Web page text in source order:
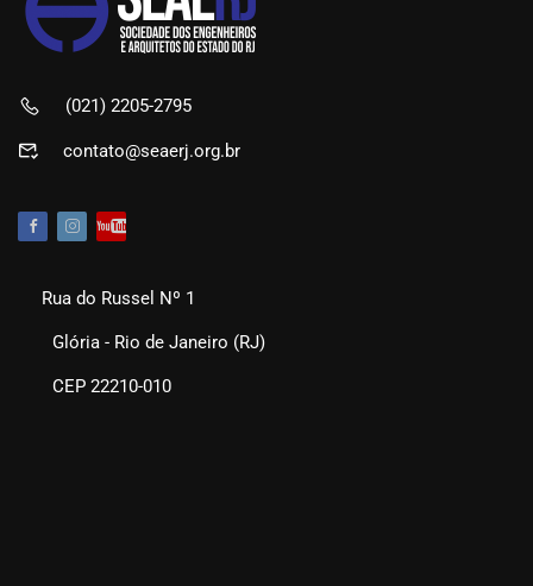
(021) 2205-2795
contato@seaerj.org.br
Rua do Russel Nº 1
Glória - Rio de Janeiro (RJ)
CEP 22210-010